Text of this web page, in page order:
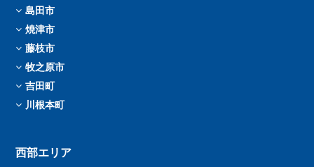
島田市
焼津市
藤枝市
牧之原市
吉田町
川根本町
西部エリア